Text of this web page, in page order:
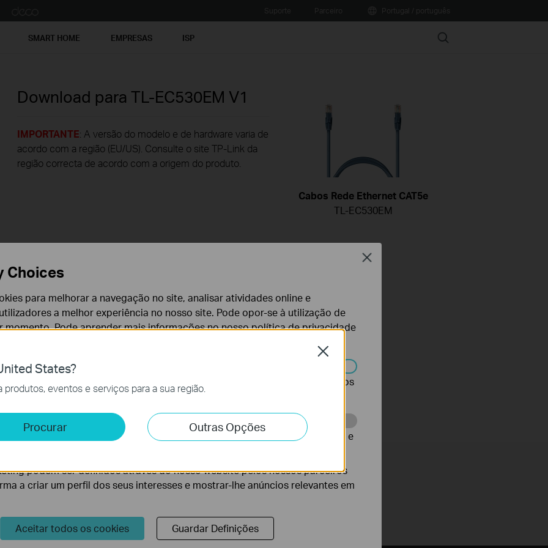
SMART HOME EMPRESAS ISP Search
Download para TL-EC530EM V1
IMPORTANTE: A versão do modelo e de hardware varia de
acordo com a região (EU/US). Consulte o site TP-Link da
região correcta de acordo com a origem do produto.
Cabos Rede Ethernet CAT5e
TL-EC530EM
States?
produtos, eventos e serviços para a sua região.
Procurar Outras Opções
Close
Choices
para melhorar a navegação no site, analisar atividades online e
a melhor experiência no nosso site. Pode opor-se à utilização de
momento. Pode aprender mais informações no nossopolítica de privacidade
para o funcionamento do website e não podem ser desativados nos
e Marketing
permite-nos analisar as suas atividades no nosso website para melhorar e
do nosso website.
podem ser definidos através do nosso website pelos nossos parceiros
a criar um perfil dos seus interesses e mostrar-lhe anúncios relevantes em
Aceitar todos os cookies Guardar Definições
Close